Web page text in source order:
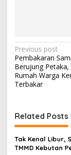
P
o
s
a
v
i
Previous post
Pembakaran
Berujung
Rumah Warga
Terbakar
Related Posts
Tak Kenal Libur,
TMMD Kebutan